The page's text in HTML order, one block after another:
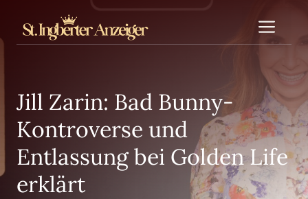
Inhalt
springen
Jill Zarin: Bad Bunny-
Kontroverse und
Entlassung bei Golden Life
erklärt